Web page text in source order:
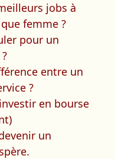
jobs à
femme ?
pour un
entre un
?
en bourse
un